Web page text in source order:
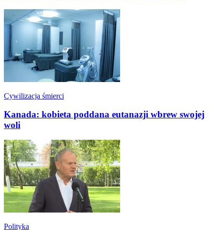
Cywilizacja śmierci
Kanada: kobieta poddana eutanazji wbrew swojej
woli
Polityka